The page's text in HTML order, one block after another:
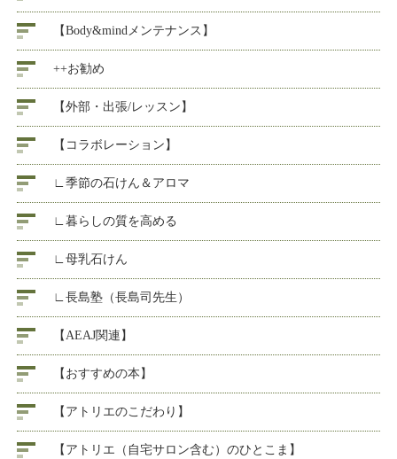
【Body&mindメンテナンス】
++お勧め
【外部・出張/レッスン】
【コラボレーション】
∟季節の石けん＆アロマ
∟暮らしの質を高める
∟母乳石けん
∟長島塾（長島司先生）
【AEAJ関連】
【おすすめの本】
【アトリエのこだわり】
【アトリエ（自宅サロン含む）のひとこま】